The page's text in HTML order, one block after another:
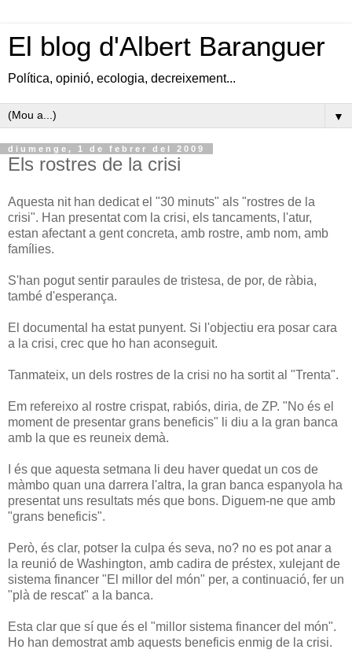
El blog d'Albert Baranguer
Política, opinió, ecologia, decreixement...
▼
diumenge, 1 de febrer del 2009
Els rostres de la crisi
Aquesta nit han dedicat el "30 minuts" als "rostres de la
crisi". Han presentat com la crisi, els tancaments, l'atur,
estan afectant a gent concreta, amb rostre, amb nom, amb
famílies.
S'han pogut sentir paraules de tristesa, de por, de ràbia,
també d'esperança.
El documental ha estat punyent. Si l'objectiu era posar cara
a la crisi, crec que ho han aconseguit.
Tanmateix, un dels rostres de la crisi no ha sortit al "Trenta".
Em refereixo al rostre crispat, rabiós, diria, de ZP. "No és el
moment de presentar grans beneficis" li diu a la gran banca
amb la que es reuneix demà.
I és que aquesta setmana li deu haver quedat un cos de
màmbo quan una darrera l'altra, la gran banca espanyola ha
presentat uns resultats més que bons. Diguem-ne que amb
"grans beneficis".
Però, és clar, potser la culpa és seva, no? no es pot anar a
la reunió de Washington, amb cadira de préstex, xulejant de
sistema financer "El millor del món" per, a continuació, fer un
"plà de rescat" a la banca.
Esta clar que sí que és el "millor sistema financer del món".
Ho han demostrat amb aquests beneficis enmig de la crisi.